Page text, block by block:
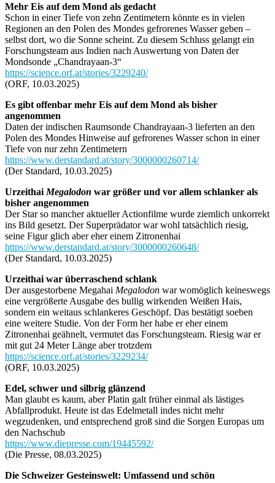
Mehr Eis auf dem Mond als gedacht
Schon in einer Tiefe von zehn Zentimetern könnte es in vielen
Regionen an den Polen des Mondes gefrorenes Wasser geben –
selbst dort, wo die Sonne scheint. Zu diesem Schluss gelangt ein
Forschungsteam aus Indien nach Auswertung von Daten der
Mondsonde „Chandrayaan-3“
https://science.orf.at/stories/3229240/
(ORF, 10.03.2025)
Es gibt offenbar mehr Eis auf dem Mond als bisher
angenommen
Daten der indischen Raumsonde Chandrayaan-3 lieferten an den
Polen des Mondes Hinweise auf gefrorenes Wasser schon in einer
Tiefe von nur zehn Zentimetern
https://www.derstandard.at/story/3000000260714/
(Der Standard, 10.03.2025)
Urzeithai Megalodon war größer und vor allem schlanker als
bisher angenommen
Der Star so mancher aktueller Actionfilme wurde ziemlich unkorrekt
ins Bild gesetzt. Der Superprädator war wohl tatsächlich riesig,
seine Figur glich aber eher einem Zitronenhai
https://www.derstandard.at/story/3000000260648/
(Der Standard, 10.03.2025)
Urzeithai war überraschend schlank
Der ausgestorbene Megahai Megalodon war womöglich keineswegs
eine vergrößerte Ausgabe des bullig wirkenden Weißen Hais,
sondern ein weitaus schlankeres Geschöpf. Das bestätigt soeben
eine weitere Studie. Von der Form her habe er eher einem
Zitronenhai geähnelt, vermutet das Forschungsteam. Riesig war er
mit gut 24 Meter Länge aber trotzdem
https://science.orf.at/stories/3229234/
(ORF, 10.03.2025)
Edel, schwer und silbrig glänzend
Man glaubt es kaum, aber Platin galt früher einmal als lästiges
Abfallprodukt. Heute ist das Edelmetall indes nicht mehr
wegzudenken, und entsprechend groß sind die Sorgen Europas um
den Nachschub
https://www.diepresse.com/19445592/
(Die Presse, 08.03.2025)
Die Schweizer Gesteinswelt: Umfassend und schön